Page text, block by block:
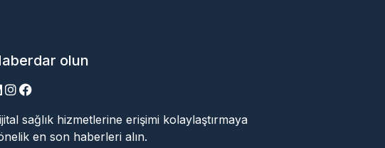
olun
Instagram
Facebook
sağlık hizmetlerine erişimi kolaylaştırmaya
en son haberleri alın.